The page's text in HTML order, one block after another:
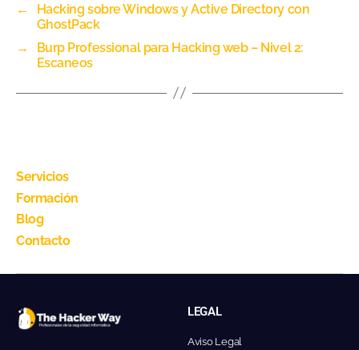
←
Hacking sobre Windows y Active Directory con
GhostPack
→
Burp Professional para Hacking web – Nivel 2:
Escaneos
Servicios
Formación
Blog
Contacto
LEGAL
Aviso Legal